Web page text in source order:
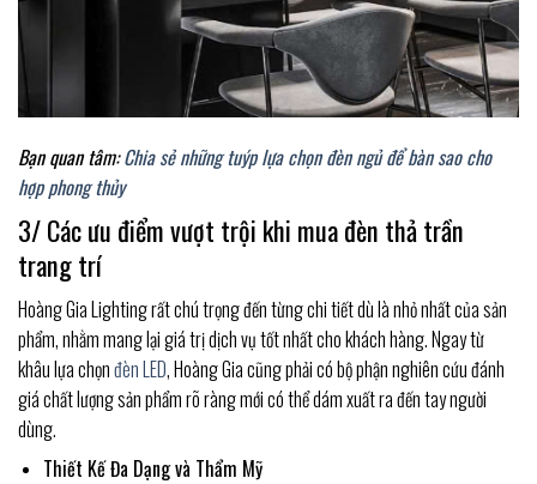
Bạn quan tâm:Chia sẻ những tuýp lựa chọn đèn ngủ để bàn sao cho
hợp phong thủy
3/ Các ưu điểm vượt trội khi mua đèn thả trần
trang trí
Hoàng Gia Lighting rất chú trọng đến từng chi tiết dù là nhỏ nhất của sản
phẩm, nhằm mang lại giá trị dịch vụ tốt nhất cho khách hàng. Ngay từ
khâu lựa chọnđèn LED, Hoàng Gia cũng phải có bộ phận nghiên cứu đánh
giá chất lượng sản phẩm rõ ràng mới có thể dám xuất ra đến tay người
dùng.
Thiết Kế Đa Dạng và Thẩm Mỹ